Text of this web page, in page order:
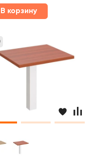
В корзину